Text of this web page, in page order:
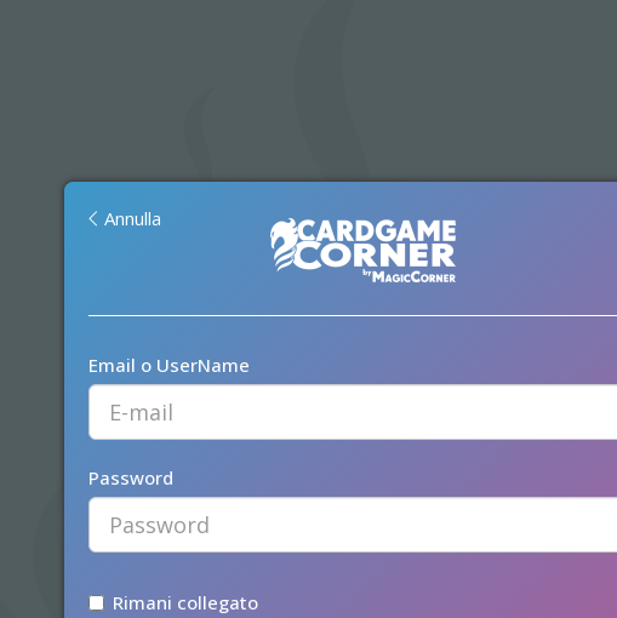
Annulla
Email o UserName
Password
Rimani collegato